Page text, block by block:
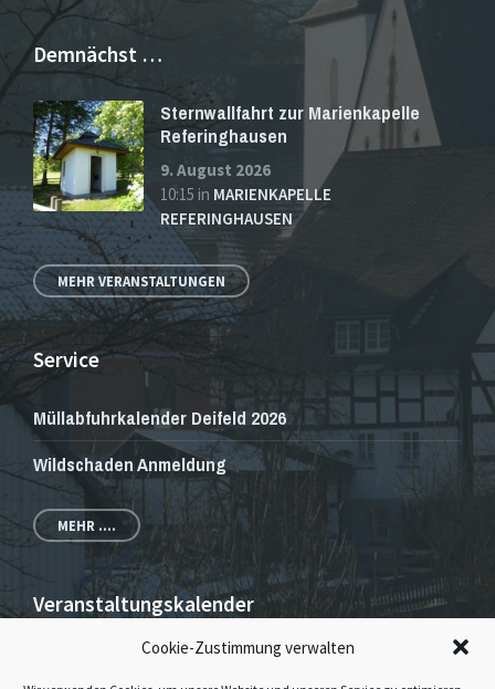
Cookie-Zustimmung verwalten
Demnächst …
Sternwallfahrt zur Marienkapelle
Referinghausen
9. August 2026
10:15 in MARIENKAPELLE
REFERINGHAUSEN
MEHR VERANSTALTUNGEN
Service
Müllabfuhrkalender Deifeld 2026
Wildschaden Anmeldung
MEHR ....
Veranstaltungskalender
Veranstaltungen und Gottesdienste